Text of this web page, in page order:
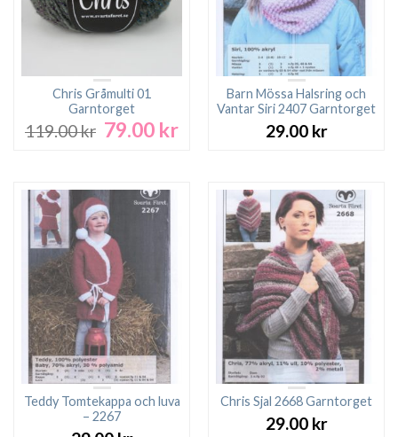
Chris Gråmulti 01
Garntorget
119.00kr Det
ursprungliga
119.00 kr.
79.00 krDet
79.00 kr.
Barn Mössa Halsring och
Vantar Siri 2407 Garntorget
29.00 kr
Teddy Tomtekappa och luva
– 2267
Chris Sjal 2668 Garntorget
29.00 kr